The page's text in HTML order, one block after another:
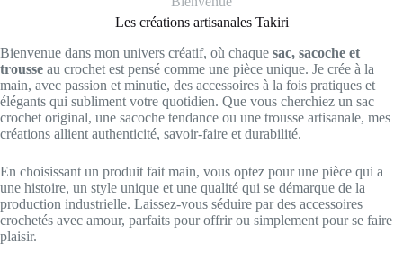
Les créations artisanales Takiri
Bienvenue dans mon univers créatif, où chaque sac, sacoche et
trousse au crochet est pensé comme une pièce unique. Je crée à la
main, avec passion et minutie, des accessoires à la fois pratiques et
élégants qui subliment votre quotidien. Que vous cherchiez un sac
crochet original, une sacoche tendance ou une trousse artisanale, mes
créations allient authenticité, savoir-faire et durabilité.
En choisissant un produit fait main, vous optez pour une pièce qui a
une histoire, un style unique et une qualité qui se démarque de la
production industrielle. Laissez-vous séduire par des accessoires
crochetés avec amour, parfaits pour offrir ou simplement pour se faire
plaisir.